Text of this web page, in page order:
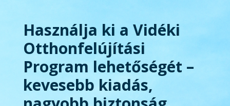
Használja ki a Vidéki
Otthonfelújítási
Program lehetőségét –
kevesebb kiadás,